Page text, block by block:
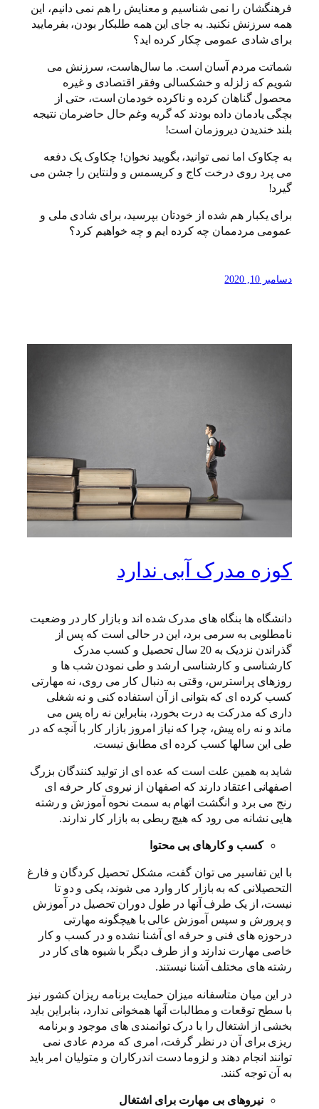
فرهنگشان را نمی شناسیم و معنایش را هم نمی دانیم، این
همه سرزنش نکنید. به جای این همه طلبکار بودن، بفرمایید
برای شادی عمومی چکار کرده اید؟
شماتت مردم آسان است. ما سال‌هاست، سرزنش می
شویم که زلزله و خشکسالی وفقر اقتصادی و غیره
محصول گناهان کرده و ناکرده خودمان است، حتی از
بچگی یادمان داده بودند که گریه وغم حال حاضرمان نتیجه
بلند خندیدن دیروزمان است!
به چکاوک اما نمی توانید، بگویید نخوان! چکاوک یک دفعه
می پرد روی درخت کاج و کریسمس و ولنتاین را جشن می
گیرد!
برای یکبار هم شده از خودتان بپرسید، برای شادی ملی و
عمومی مردممان چه کرده ایم و چه خواهیم کرد؟
دسامبر 10, 2020
کوزه مدرک آبی ندارد
دانشگاه ها بنگاه های مدرک شده اند و بازار کار در وضعیت
نامطلوبی به سرمی برد، این در حالی است که پس از
گذراندن نزدیک به 20 سال تحصیل و کسب مدرک
کارشناسی و کارشناسی ارشد و طی نمودن شب ها و
روزهای پراسترس، وقتی به دنبال کار می روی، نه مهارتی
کسب کرده ای که بتوانی از آن استفاده کنی و نه شغلی
داری که مدرکت به درت بخورد، بنابراین نه راه پس می
ماند و نه راه پیش، چرا که نیاز امروز بازار کار با آنچه که در
طی این سالها کسب کرده ای مطابق نیست.
شاید به همین علت است که عده ای از تولید کنندگان بزرگ
اصفهانی اعتقاد دارند که اصفهان از نیروی کار حرفه ای
رنج می برد و انگشت اتهام به سمت نحوه آموزش و رشته
هایی نشانه می رود که هیچ ربطی به بازار کار ندارند.
کسب و کارهای بی محتوا
با این تفاسیر می توان گفت، مشکل تحصیل کردگان و فارغ
التحصیلانی که به بازار کار وارد می شوند، یکی و دو تا
نیست، از یک طرف آنها در طول دوران تحصیل در آموزش
و پرورش و سپس آموزش عالی با هیچگونه مهارتی
درحوزه های فنی و حرفه ای آشنا نشده و در کسب و کار
خاصی مهارت ندارند و از طرف دیگر با شیوه های کار در
رشته های مختلف آشنا نیستند.
در این میان متاسفانه میزان حمایت برنامه ریزان کشور نیز
با سطح توقعات و مطالبات آنها همخوانی ندارد، بنابراین باید
بخشی از اشتغال را با درک توانمندی های موجود و برنامه
ریزی برای آن در نظر گرفت، امری که مردم عادی نمی
توانند انجام دهند و لزوما دست اندرکاران و متولیان امر باید
به آن توجه کنند.
نیروهای بی مهارت برای اشتغال